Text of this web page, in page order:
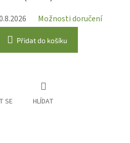
Možnosti doručení
Přidat do košíku
SE HLÍDAT